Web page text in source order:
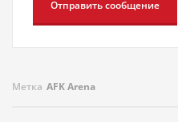
Метка AFK Arena